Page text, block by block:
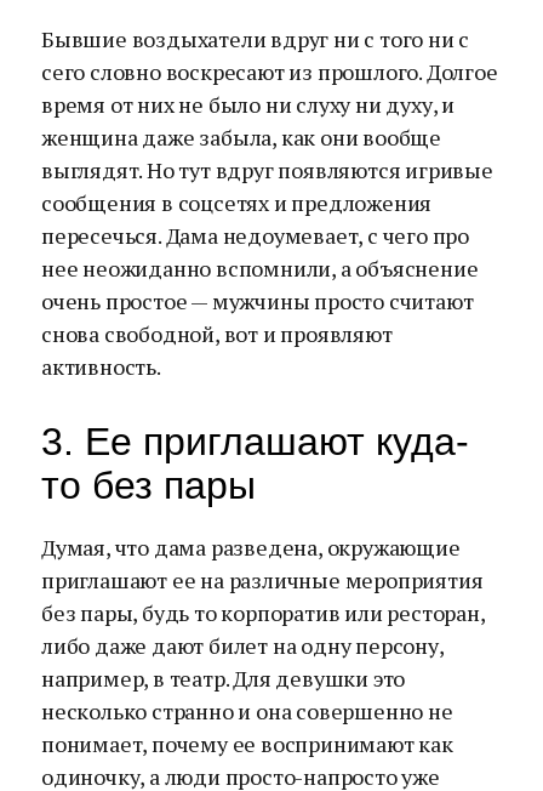
Бывшие воздыхатели вдруг ни с того ни с
сего словно воскресают из прошлого. Долгое
время от них не было ни слуху ни духу, и
женщина даже забыла, как они вообще
выглядят. Но тут вдруг появляются игривые
сообщения в соцсетях и предложения
пересечься. Дама недоумевает, с чего про
нее неожиданно вспомнили, а объяснение
очень простое — мужчины просто считают
снова свободной, вот и проявляют
активность.
3. Ее приглашают куда-
то без пары
Думая, что дама разведена, окружающие
приглашают ее на различные мероприятия
без пары, будь то корпоратив или ресторан,
либо даже дают билет на одну персону,
например, в театр. Для девушки это
несколько странно и она совершенно не
понимает, почему ее воспринимают как
одиночку, а люди просто-напросто уже